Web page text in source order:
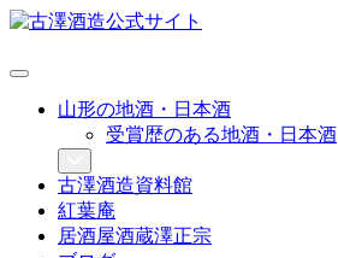
山形の地酒・日本酒
受賞歴のある地酒・日本酒
古澤酒造資料館
紅葉庵
居酒屋酒蔵澤正宗